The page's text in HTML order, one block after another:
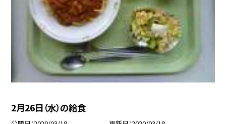
2月26日（水）の給食